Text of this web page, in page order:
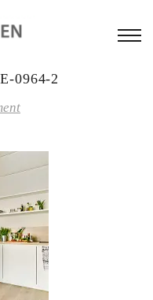
0964-2